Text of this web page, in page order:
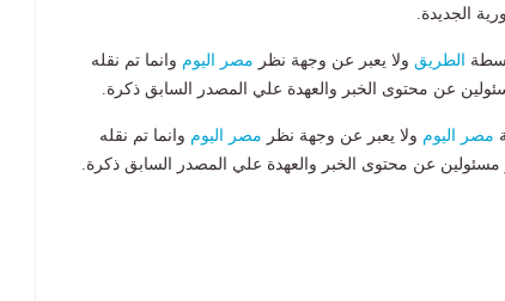
الجديدة.
الطريق ولا يعبر عن وجهة نظر مصر اليوم وانما تم نقله
عن محتوى الخبر والعهدة علي المصدر السابق ذكرة.
مصر اليوم ولا يعبر عن وجهة نظر مصر اليوم وانما تم نقله
عن محتوى الخبر والعهدة علي المصدر السابق ذكرة.